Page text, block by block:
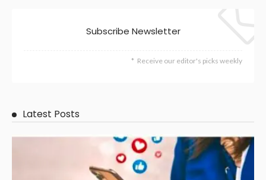
Subscribe Newsletter
Receive our editor's picks weekly
Latest Posts